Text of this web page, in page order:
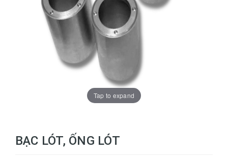
Tap to expand
BẠC LÓT, ỐNG LÓT